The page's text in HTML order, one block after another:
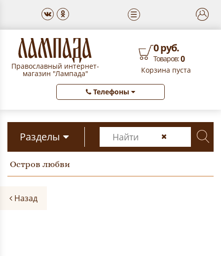
☰
Православный интернет-
магазин "Лампада"
0 руб.
Товаров:0
Корзина пуста
Телефоны
Разделы
Остров любви
Назад